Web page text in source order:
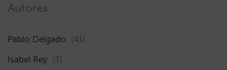
Autores
Pablo Delgado (41)
Isabel Rey (3)